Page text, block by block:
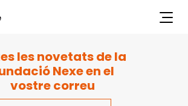
Publicacions
les novetats de la
Nexe en el
vostre correu